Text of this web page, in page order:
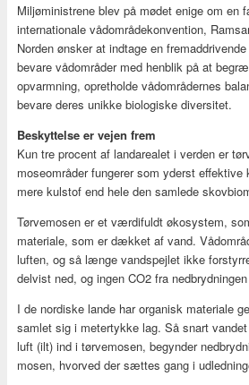
Miljøministrene blev på mødet enige om
internationale vådområdekonvention,
Norden ønsker at indtage en
bevare vådområder med henblik på at
opvarmning, opretholde vådområdernes
bevare deres unikke biologiske diversitet.
Beskyttelse er vejen frem
Kun tre procent af landarealet i verden er
moseområder fungerer som yderst
mere kulstof end hele den samlede
Tørvemosen er et værdifuldt økosystem,
materiale, som er dækket af vand.
luften, og så længe vandspejlet ikke
delvist ned, og ingen CO2 fra
I de nordiske lande har organisk materiale
samlet sig i metertykke lag. Så snart
luft (ilt) ind i tørvemosen, begynder
mosen, hvorved der sættes gang i